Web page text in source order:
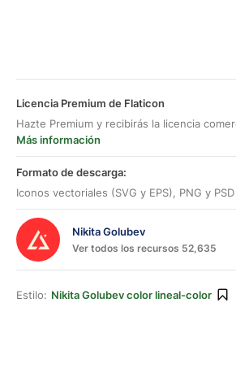
Licencia Premium de Flaticon
Hazte Premium y recibirás la licencia
Más información
Formato de descarga:
Iconos vectoriales (SVG y EPS), PNG y PSD
Nikita Golubev
Ver todos los recursos 52,635
Estilo: Nikita Golubev color lineal-color